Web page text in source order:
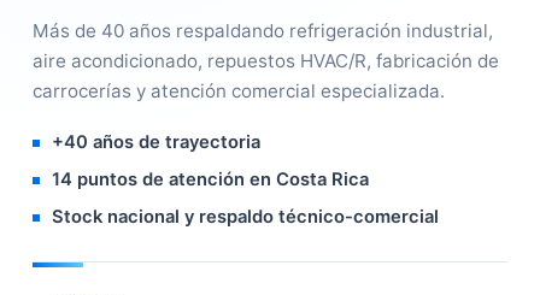
Más de 40 años respaldando refrigeración industrial,
aire acondicionado, repuestos HVAC/R, fabricación de
carrocerías y atención comercial especializada.
+40 años de trayectoria
14 puntos de atención en Costa Rica
Stock nacional y respaldo técnico-comercial